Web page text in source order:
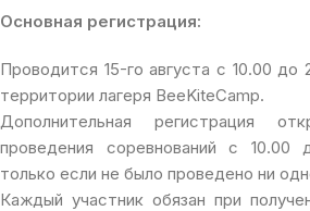
Основная регистрация:
Проводится 15-го августа с 10.00
территории лагеря BeeKiteCamp.
Дополнительная регистрация
проведения соревнований с 10.00
только если не было проведено ни
Каждый участник обязан при